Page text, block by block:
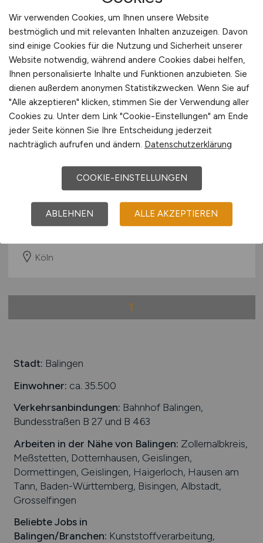
09.06.2026
Rottweil
Softwareentwickler .Net Core
(m/w/d)
Köln
1
Stadt: Balingen
Einwohner: ca. 35.500
Verkehrsanbindungen: Bahnhof Balingen,
Bundesstraßen B 27 und B 463
Arbeiten in der Nähe von Balingen: Zollernalbkreis,
Meßstetten, Dotternhausen, Geislingen,
Dormettingen, Geislingen, Haigerloch, Hausen am
Tann, Baden-Württemberg, Bisingen, Albstadt,
Grosselfingen
Beliebte Jobs in
Balingen/Branchen: Kunststoffverarbeitung,
Wir verwenden Cookies, um Ihnen unsere Website
bestmöglich und mit relevanten Inhalten anzuzeigen. Davon
sind einige Cookies für die Nutzung und Sicherheit unserer
Website notwendig, während andere Cookies dabei helfen,
Ihnen personalisierte Inhalte und Funktionen anzubieten. Sie
dienen außerdem anonymen Statistikzwecken. Wenn Sie auf
"Alle akzeptieren" klicken, stimmen Sie der Verwendung aller
Cookies zu. Unter dem Link "Cookie-Einstellungen" am Ende
jeder Seite können Sie Ihre Entscheidung jederzeit
nachträglich aufrufen und ändern. Datenschutzerklärung
COOKIE-EINSTELLUNGEN
ABLEHNEN ALLE AKZEPTIEREN